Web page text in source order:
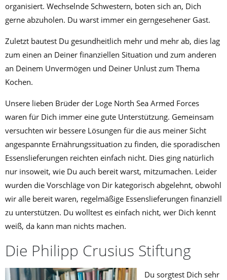
organisiert. Wechselnde Schwestern, boten sich an, Dich
gerne abzuholen. Du warst immer ein gerngesehener Gast.
Zuletzt bautest Du gesundheitlich mehr und mehr ab, dies lag
zum einen an Deiner finanziellen Situation und zum anderen
an Deinem Unvermögen und Deiner Unlust zum Thema
Kochen.
Unsere lieben Brüder der Loge North Sea Armed Forces
waren für Dich immer eine gute Unterstützung. Gemeinsam
versuchten wir bessere Lösungen für die aus meiner Sicht
angespannte Ernährungssituation zu finden, die sporadischen
Essenslieferungen reichten einfach nicht. Dies ging natürlich
nur insoweit, wie Du auch bereit warst, mitzumachen. Leider
wurden die Vorschläge von Dir kategorisch abgelehnt, obwohl
wir alle bereit waren, regelmäßige Essenslieferungen finanziell
zu unterstützen. Du wolltest es einfach nicht, wer Dich kennt
weiß, da kann man nichts machen.
Die Philipp Crusius Stiftung
Du sorgtest Dich sehr